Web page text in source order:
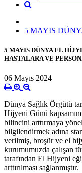
5 MAYIS
5 MAYIS DÜNYA EL
HASTALARA VE
06 Mayıs 2024
Dünya Sağlık Örgütü
Hijyeni Günü
bilincini arttırmaya
bilgilendirmek adına
verilmiş, broşür ve el
kurumumuzda çalışan
tarafından El Hijyeni
arttırılması sağlanmıştır.